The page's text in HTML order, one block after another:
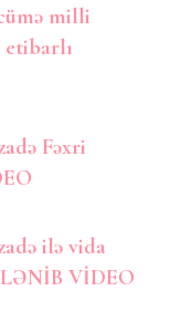
milli
etibarlı
Fəxri
ilə vida
VİDEO